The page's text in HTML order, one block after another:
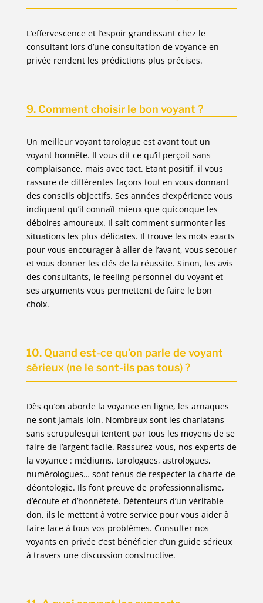
L’effervescence et l’espoir grandissant chez le
consultant lors d’une consultation de voyance en
privée rendent les prédictions plus précises.
9. Comment choisir le bon voyant ?
Un meilleur voyant tarologue est avant tout un
voyant honnête. Il vous dit ce qu’il perçoit sans
complaisance, mais avec tact. Etant positif, il vous
rassure de différentes façons tout en vous donnant
des conseils objectifs. Ses années d’expérience vous
indiquent qu’il connaît mieux que quiconque les
déboires amoureux. Il sait comment surmonter les
situations les plus délicates. Il trouve les mots exacts
pour vous encourager à aller de l’avant, vous secouer
et vous donner les clés de la réussite. Sinon, les avis
des consultants, le feeling personnel du voyant et
ses arguments vous permettent de faire le bon
choix.
10. Quand est-ce qu’on parle de voyant
sérieux (ne le sont-ils pas tous) ?
Dès qu’on aborde la voyance en ligne, les arnaques
ne sont jamais loin. Nombreux sont les charlatans
sans scrupulesqui tentent par tous les moyens de se
faire de l’argent facile. Rassurez-vous, nos experts de
la voyance : médiums, tarologues, astrologues,
numérologues… sont tenus de respecter la charte de
déontologie. Ils font preuve de professionnalisme,
d’écoute et d’honnêteté. Détenteurs d’un véritable
don, ils le mettent à votre service pour vous aider à
faire face à tous vos problèmes. Consulter nos
voyants en privée c’est bénéficier d’un guide sérieux
à travers une discussion constructive.